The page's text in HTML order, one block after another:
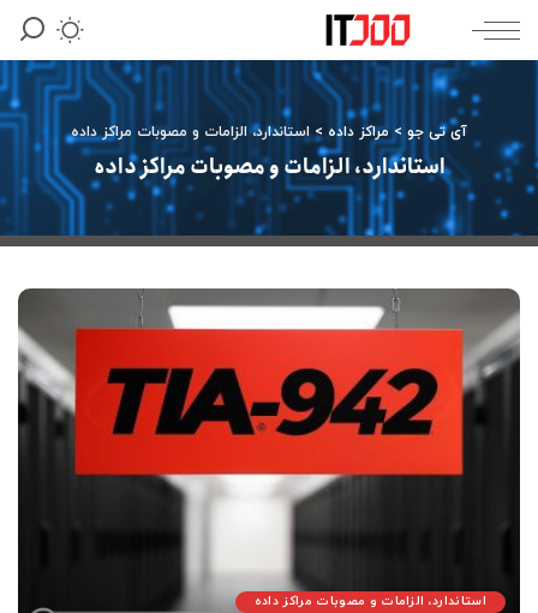
آی تی جو >مراکز داده >استاندارد، الزامات و مصوبات مراکز داده
استاندارد، الزامات و مصوبات مراکز داده
استاندارد، الزامات و مصوبات مراکز داده